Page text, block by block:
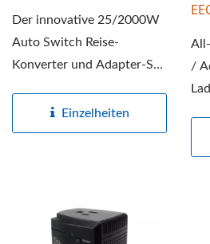
Der innovative 25/2000W
Auto Switch Reise-
Konverter und Adapter-Set
240V...
Einzelheiten
/